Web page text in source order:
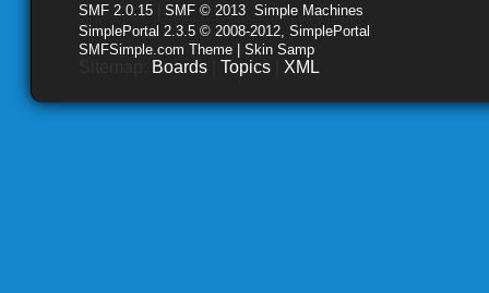
SMF 2.0.15 SMF © 2013 Simple Machines
SimplePortal 2.3.5 © 2008-2012, SimplePortal
SMFSimple.com Theme | Skin Samp
Boards Topics XML